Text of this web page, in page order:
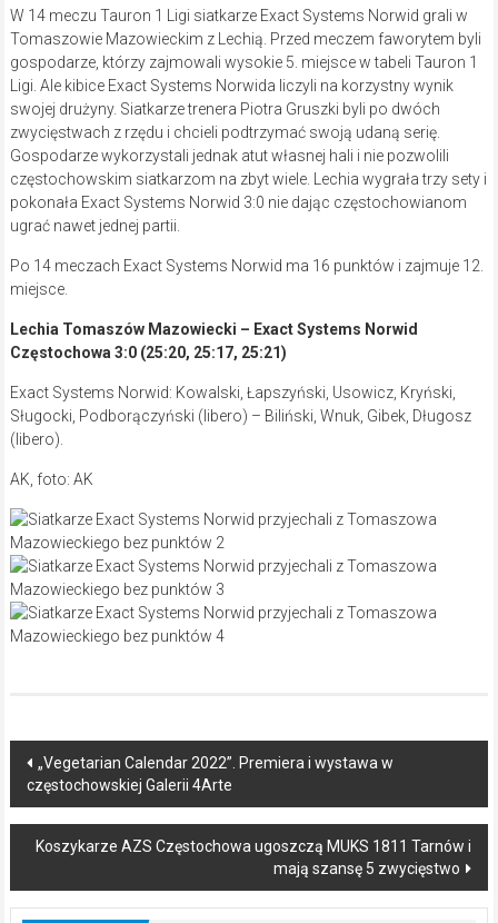
W 14 meczu Tauron 1 Ligi siatkarze Exact Systems Norwid grali w
Tomaszowie Mazowieckim z Lechią. Przed meczem faworytem byli
gospodarze, którzy zajmowali wysokie 5. miejsce w tabeli Tauron 1
Ligi. Ale kibice Exact Systems Norwida liczyli na korzystny wynik
swojej drużyny. Siatkarze trenera Piotra Gruszki byli po dwóch
zwycięstwach z rzędu i chcieli podtrzymać swoją udaną serię.
Gospodarze wykorzystali jednak atut własnej hali i nie pozwolili
częstochowskim siatkarzom na zbyt wiele. Lechia wygrała trzy sety i
pokonała Exact Systems Norwid 3:0 nie dając częstochowianom
ugrać nawet jednej partii.
Po 14 meczach Exact Systems Norwid ma 16 punktów i zajmuje 12.
miejsce.
Lechia Tomaszów Mazowiecki – Exact Systems Norwid
Częstochowa 3:0 (25:20, 25:17, 25:21)
Exact Systems Norwid: Kowalski, Łapszyński, Usowicz, Kryński,
Sługocki, Podborączyński (libero) – Biliński, Wnuk, Gibek, Długosz
(libero).
AK, foto: AK
Post
navigation
„Vegetarian Calendar 2022”. Premiera i wystawa w
częstochowskiej Galerii 4Arte
Koszykarze AZS Częstochowa ugoszczą MUKS 1811 Tarnów i
mają szansę 5 zwycięstwo